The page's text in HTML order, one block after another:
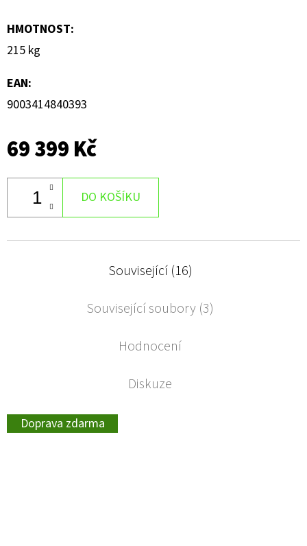
HMOTNOST:
215 kg
EAN:
9003414840393
69 399 Kč
DO KOŠÍKU
Související (16)
Související soubory (3)
Hodnocení
Diskuze
Doprava zdarma